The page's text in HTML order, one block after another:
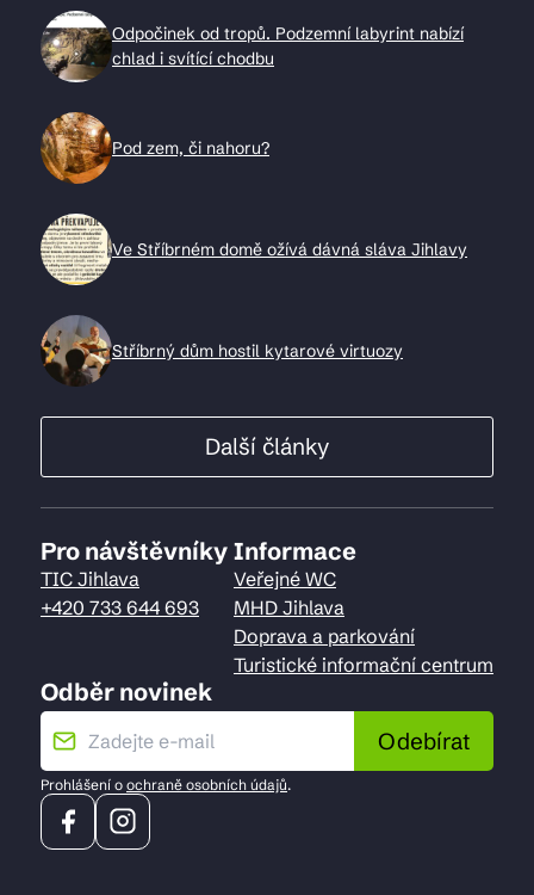
Odpočinek od tropů. Podzemní labyrint nabízí
chlad i svítící chodbu
Pod zem, či nahoru?
Ve Stříbrném domě ožívá dávná sláva Jihlavy
Stříbrný dům hostil kytarové virtuozy
Další články
Pro návštěvníky
TIC Jihlava
+420 733 644 693
Informace
Veřejné WC
MHD Jihlava
Doprava a parkování
Turistické informační centrum
Odběr novinek
Odebírat
Prohlášení o ochraně osobních údajů.